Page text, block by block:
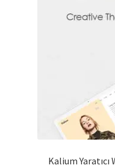
Kalium Yaratıcı